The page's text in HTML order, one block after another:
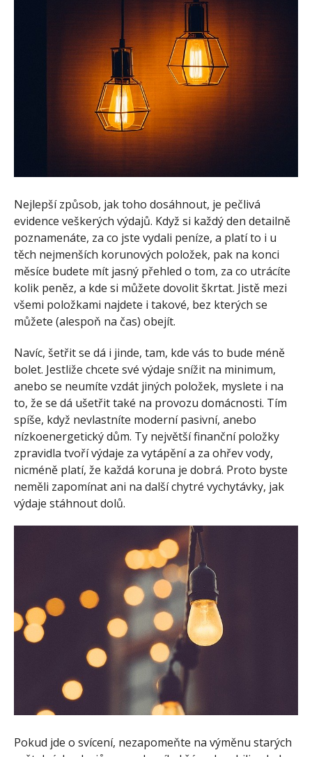
Nejlepší způsob, jak toho dosáhnout, je pečlivá
evidence veškerých výdajů. Když si každý den detailně
poznamenáte, za co jste vydali peníze, a platí to i u
těch nejmenších korunových položek, pak na konci
měsíce budete mít jasný přehled o tom, za co utrácíte
kolik peněz, a kde si můžete dovolit škrtat. Jistě mezi
všemi položkami najdete i takové, bez kterých se
můžete (alespoň na čas) obejít.
Navíc, šetřit se dá i jinde, tam, kde vás to bude méně
bolet. Jestliže chcete své výdaje snížit na minimum,
anebo se neumíte vzdát jiných položek, myslete i na
to, že se dá ušetřit také na provozu domácnosti. Tím
spíše, když nevlastníte moderní pasivní, anebo
nízkoenergetický dům. Ty největší finanční položky
zpravidla tvoří výdaje za vytápění a za ohřev vody,
nicméně platí, že každá koruna je dobrá. Proto byste
neměli zapomínat ani na další chytré vychytávky, jak
výdaje stáhnout dolů.
Pokud jde o svícení, nezapomeňte na výměnu starých